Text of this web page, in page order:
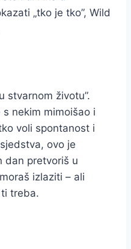
„tko je tko”, Wild
stvarnom životu”.
nekim mimoišao i
voli spontanost i
ovo je
dan pretvoriš u
izlaziti – ali
treba.